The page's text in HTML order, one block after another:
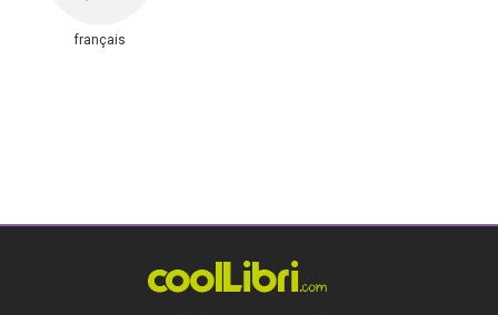
français